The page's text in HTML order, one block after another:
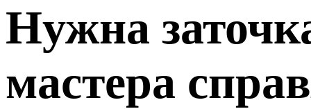
Нужна
мастера